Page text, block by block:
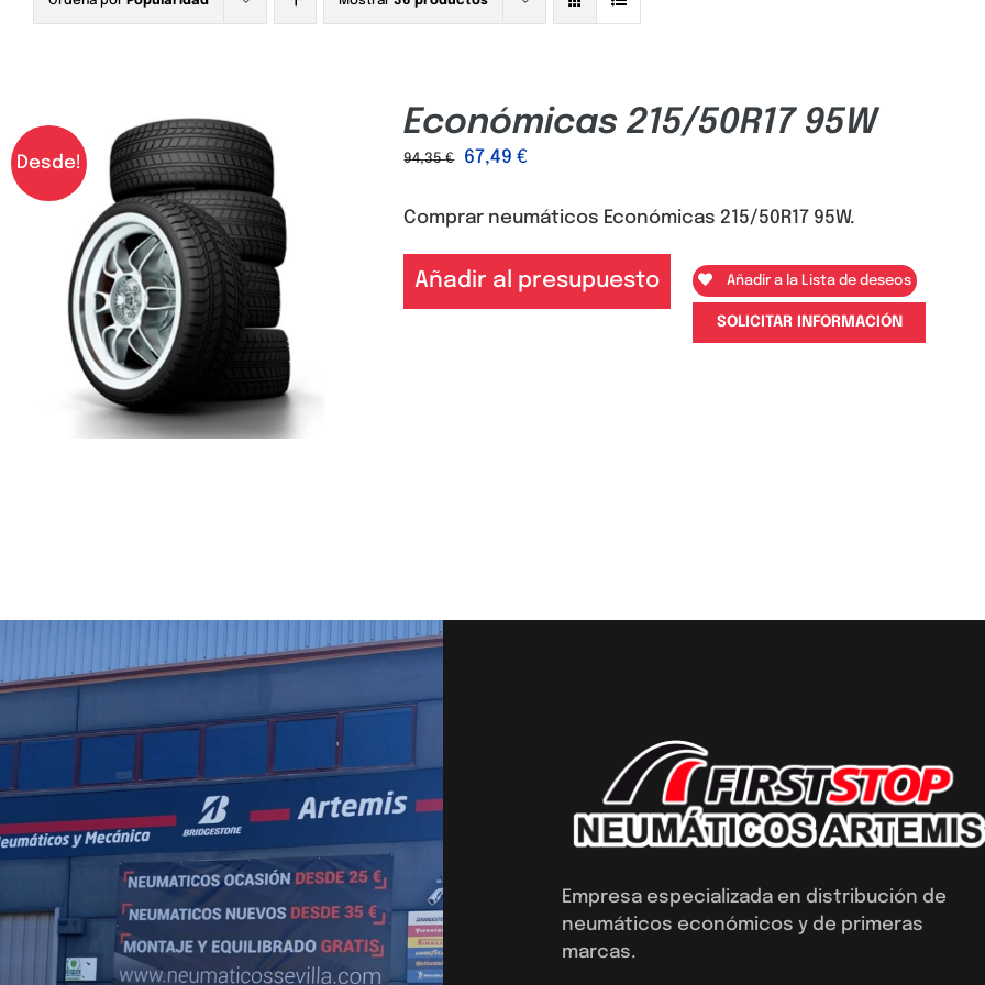
Desde!
Económicas 215/50R17 95W
94,35€ 67,49€
Comprar neumáticos Económicas 215/50R17 95W.
Añadir al presupuesto Añadir a la Lista de deseos
SOLICITAR INFORMACIÓN
Empresa especializada en distribución de
neumáticos económicos y de primeras
marcas.